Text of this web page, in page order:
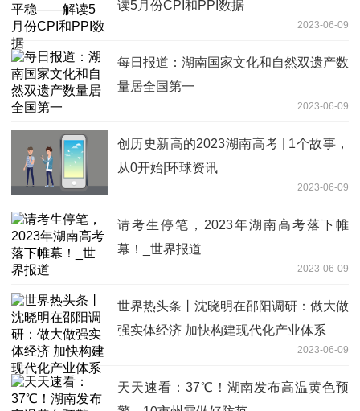
读5月份CPI和PPI数据
2023-06-09
每日报道：湖南国家文化和自然双遗产数
量居全国第一
2023-06-09
创历史新高的2023湖南高考 | 1个故事，
从0开始|环球资讯
2023-06-09
请考生停笔，2023年湖南高考落下帷
幕！_世界报道
2023-06-09
世界热头条丨沈晓明在邵阳调研：做大做
强实体经济 加快构建现代化产业体系
2023-06-09
天天速看：37℃！湖南发布高温黄色预